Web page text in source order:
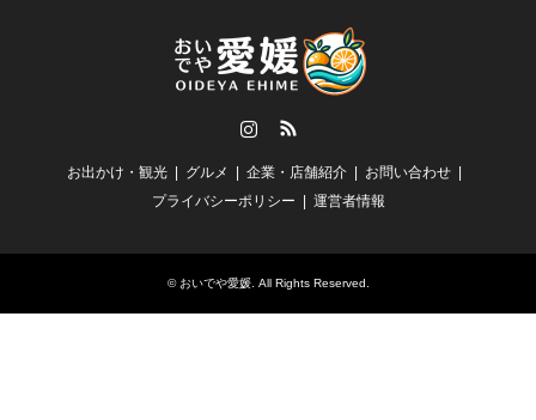
お出かけ・観光 グルメ 企業・店舗紹介
お問い合わせ
プライバシーポリシー
運営者情報
©おいでや愛媛. All Rights Reserved.